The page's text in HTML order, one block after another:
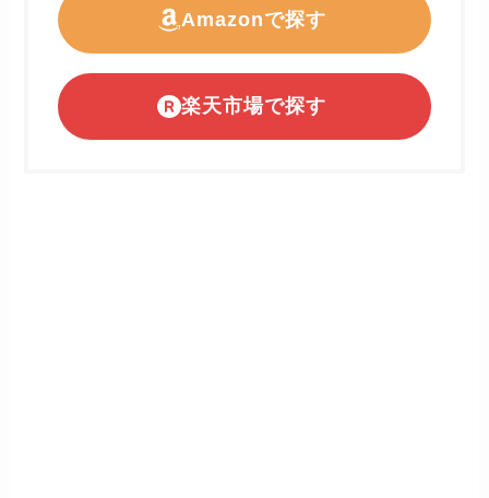
Amazonで探す
楽天市場で探す